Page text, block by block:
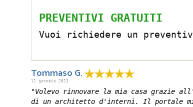
PREVENTIVI GRATUITI
Vuoi richiedere un
Tommaso G.
12 gennaio 2023
"Volevo rinnovare la mia casa grazie
di un architetto d'interni. Il portale